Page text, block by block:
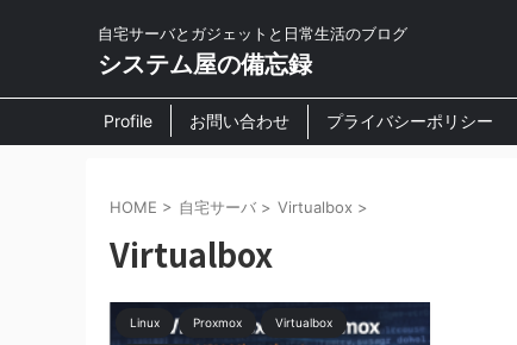
自宅サーバとガジェットと日常生活のブログ
システム屋の備忘録
Profile お問い合わせ プライバシーポリシー
HOME > 自宅サーバ > Virtualbox >
Virtualbox
Linux Proxmox Virtualbox